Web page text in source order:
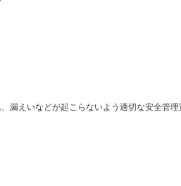
漏えいなどが起こらないよう適切な安全